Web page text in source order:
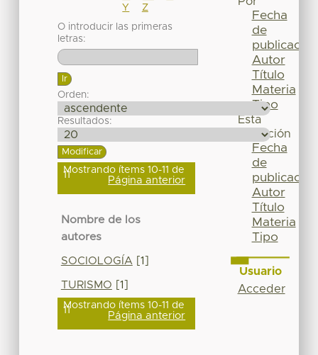
Y
Z
O introducir las primeras
letras:
Orden:
Resultados:
Mostrando ítems 10-11 de
11 Página anterior
Nombre de los
autores
SOCIOLOGÍA [1]
TURISMO [1]
Mostrando ítems 10-11 de
11 Página anterior
Fecha
de
publicación
Autor
Título
Materia
Tipo
Esta
colección
Fecha
de
publicación
Autor
Título
Materia
Tipo
Usuario
Acceder